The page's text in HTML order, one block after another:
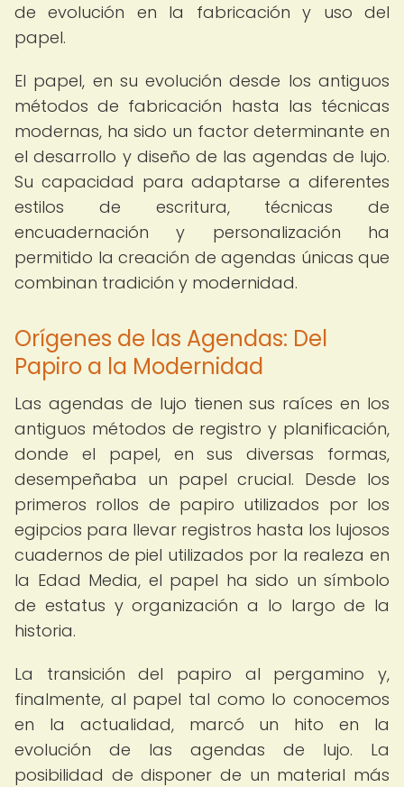
de evolución en la fabricación y uso del
papel.
El papel, en su evolución desde los antiguos
métodos de fabricación hasta las técnicas
modernas, ha sido un factor determinante en
el desarrollo y diseño de las agendas de lujo.
Su capacidad para adaptarse a diferentes
estilos de escritura, técnicas de
encuadernación y personalización ha
permitido la creación de agendas únicas que
combinan tradición y modernidad.
Orígenes de las Agendas: Del
Papiro a la Modernidad
Las agendas de lujo tienen sus raíces en los
antiguos métodos de registro y planificación,
donde el papel, en sus diversas formas,
desempeñaba un papel crucial. Desde los
primeros rollos de papiro utilizados por los
egipcios para llevar registros hasta los lujosos
cuadernos de piel utilizados por la realeza en
la Edad Media, el papel ha sido un símbolo
de estatus y organización a lo largo de la
historia.
La transición del papiro al pergamino y,
finalmente, al papel tal como lo conocemos
en la actualidad, marcó un hito en la
evolución de las agendas de lujo. La
posibilidad de disponer de un material más